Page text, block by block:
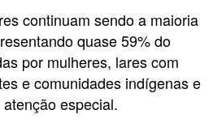
continuam sendo a maioria
quase 59% do
por mulheres, lares com
e comunidades indígenas e
especial.